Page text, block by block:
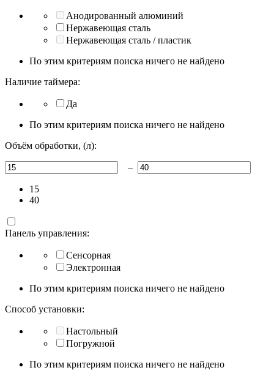
Анодированный алюминий
Нержавеющая сталь
Нержавеющая сталь / пластик
По этим критериям поиска ничего не найдено
Наличие таймера:
Да
По этим критериям поиска ничего не найдено
Объём обработки, (л):
–
15
40
Панель управления:
Сенсорная
Электронная
По этим критериям поиска ничего не найдено
Способ установки:
Настольный
Погружной
По этим критериям поиска ничего не найдено